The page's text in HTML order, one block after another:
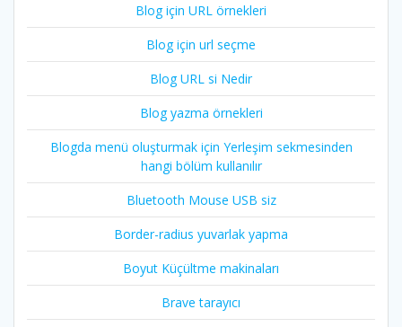
Blog için URL örnekleri
Blog için url seçme
Blog URL si Nedir
Blog yazma örnekleri
Blogda menü oluşturmak için Yerleşim sekmesinden
hangi bölüm kullanılır
Bluetooth Mouse USB siz
Border-radius yuvarlak yapma
Boyut Küçültme makinaları
Brave tarayıcı